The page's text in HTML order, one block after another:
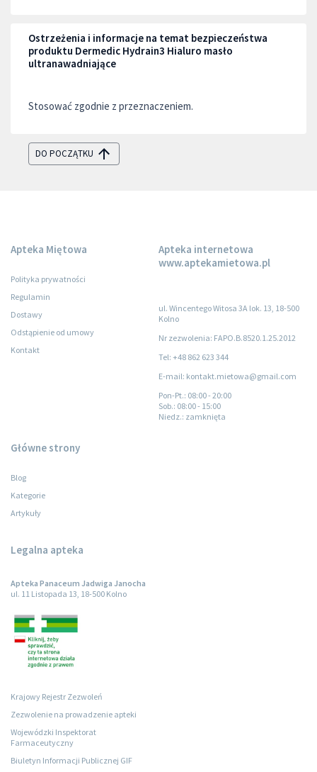
Ostrzeżenia i informacje na temat bezpieczeństwa
produktu Dermedic Hydrain3 Hialuro masło
ultranawadniające
Stosować zgodnie z przeznaczeniem.
DO POCZĄTKU
Apteka Miętowa
Polityka prywatności
Regulamin
Dostawy
Odstąpienie od umowy
Kontakt
Apteka internetowa
www.aptekamietowa.pl
ul. Wincentego Witosa 3A lok. 13, 18-500
Kolno
Nr zezwolenia: FAPO.B.8520.1.25.2012
Tel: +48 862 623 344
E-mail: kontakt.mietowa@gmail.com
Pon-Pt.: 08:00 - 20:00
Sob.: 08:00 - 15:00
Niedz.: zamknięta
Główne strony
Blog
Kategorie
Artykuły
Legalna apteka
Apteka Panaceum Jadwiga Janocha
ul. 11 Listopada 13, 18-500 Kolno
Krajowy Rejestr Zezwoleń
Zezwolenie na prowadzenie apteki
Wojewódzki Inspektorat
Farmaceutyczny
Biuletyn Informacji Publicznej GIF